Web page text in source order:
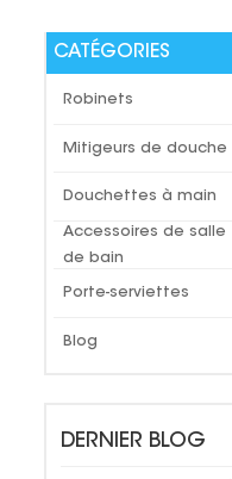
CATÉGORIES
Robinets
Mitigeurs de douche
Douchettes à main
Accessoires de salle
de bain
Porte-serviettes
Blog
DERNIER BLOG